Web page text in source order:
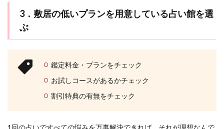
3．敷居の低いプランを用意している占い館を選
ぶ
鑑定料金・プランをチェック
お試しコースがあるかチェック
割引特典の有無をチェック
1回の占いですべての悩みを万事解決できれば、それが理想なんで